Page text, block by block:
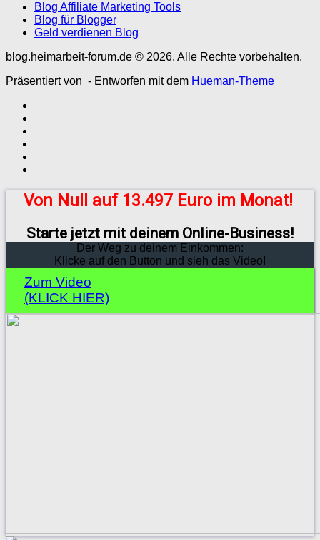
Blog Affiliate Marketing Tools
Blog für Blogger
Geld verdienen Blog
blog.heimarbeit-forum.de © 2026. Alle Rechte vorbehalten.
Präsentiert von - Entworfen mit dem Hueman-Theme
Von Null auf 13.497 Euro im Monat!
Starte jetzt mit deinem Online-Business!
Der Weg zu deinem Einkommen:
Klicke auf den Button und sieh das Video!
Zum Video
(KLICK HIER)